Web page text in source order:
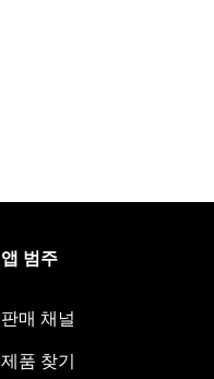
앱 범주
판매 채널
제품 찾기